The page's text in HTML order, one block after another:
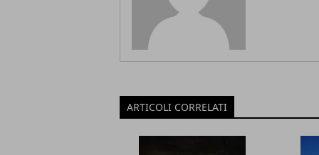
ARTICOLI CORRELATI